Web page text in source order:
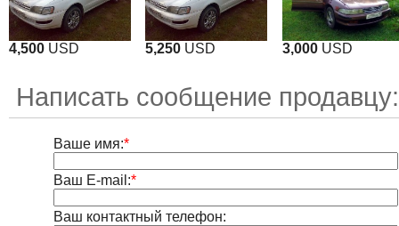
4,500 USD 5,250 USD 3,000 USD
Написать сообщение
Ваше имя:*
Ваш E-mail:*
Ваш контактный телефон: